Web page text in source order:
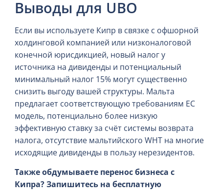
Выводы для UBO
Если вы используете Кипр в связке с офшорной
холдинговой компанией или низконалоговой
конечной юрисдикцией, новый налог у
источника на дивиденды и потенциальный
минимальный налог 15% могут существенно
снизить выгоду вашей структуры. Мальта
предлагает соответствующую требованиям ЕС
модель, потенциально более низкую
эффективную ставку за счёт системы возврата
налога, отсутствие мальтийского WHT на многие
исходящие дивиденды в пользу нерезидентов.
Также обдумываете перенос бизнеса с
Кипра? Запишитесь на бесплатную